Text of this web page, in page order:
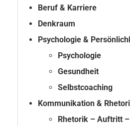
Beruf & Karriere
Denkraum
Psychologie &
Psychologie
Gesundheit
Selbstcoaching
Kommunikation &
Rhetorik – Auftritt